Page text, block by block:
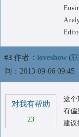
#3 作者： loveshow (
间：2013-09-06 09:45
对我有帮助
23
这个
有偏
建议